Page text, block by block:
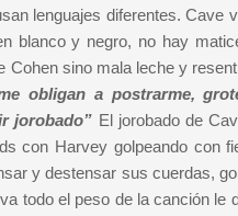
lenguajes diferentes. Cave
blanco y negro, no hay
sino mala leche y
obligan a postrarme,
jorobado” El jorobado de
con Harvey golpeando con
y destensar sus cuerdas,
todo el peso de la canción le